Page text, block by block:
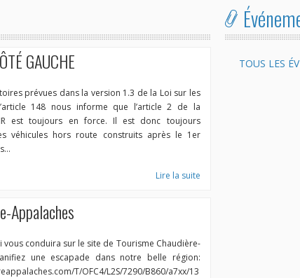
GAUCHE
prévues dans la version 1.3 de la Loi sur les
148 nous informe que l’article 2 de la
est toujours en force. Il est donc toujours
véhicules hors route construits après le 1er
Lire la suite
Appalaches
vous conduira sur le site de Tourisme Chaudière-
une escapade dans notre belle région:
T/OFC4/L2S/7290/B860/a7xx/13
TOUS LES